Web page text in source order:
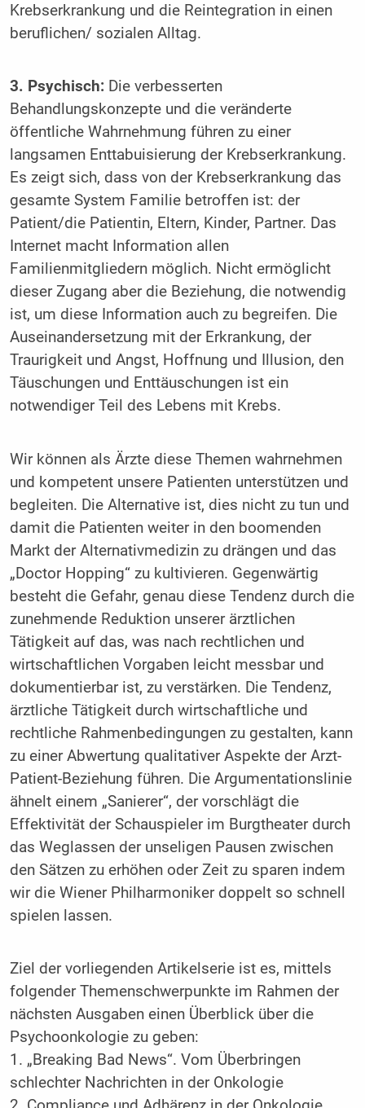
Krebserkrankung und die Reintegration in einen
beruflichen/ sozialen Alltag.
3. Psychisch: Die verbesserten
Behandlungskonzepte und die veränderte
öffentliche Wahrnehmung führen zu einer
langsamen Enttabuisierung der Krebserkrankung.
Es zeigt sich, dass von der Krebserkrankung das
gesamte System Familie betroffen ist: der
Patient/die Patientin, Eltern, Kinder, Partner. Das
Internet macht Information allen
Familienmitgliedern möglich. Nicht ermöglicht
dieser Zugang aber die Beziehung, die notwendig
ist, um diese Information auch zu begreifen. Die
Auseinandersetzung mit der Erkrankung, der
Traurigkeit und Angst, Hoffnung und Illusion, den
Täuschungen und Enttäuschungen ist ein
notwendiger Teil des Lebens mit Krebs.
Wir können als Ärzte diese Themen wahrnehmen
und kompetent unsere Patienten unterstützen und
begleiten. Die Alternative ist, dies nicht zu tun und
damit die Patienten weiter in den boomenden
Markt der Alternativmedizin zu drängen und das
„Doctor Hopping“ zu kultivieren. Gegenwärtig
besteht die Gefahr, genau diese Tendenz durch die
zunehmende Reduktion unserer ärztlichen
Tätigkeit auf das, was nach rechtlichen und
wirtschaftlichen Vorgaben leicht messbar und
dokumentierbar ist, zu verstärken. Die Tendenz,
ärztliche Tätigkeit durch wirtschaftliche und
rechtliche Rahmenbedingungen zu gestalten, kann
zu einer Abwertung qualitativer Aspekte der Arzt-
Patient-Beziehung führen. Die Argumentationslinie
ähnelt einem „Sanierer“, der vorschlägt die
Effektivität der Schauspieler im Burgtheater durch
das Weglassen der unseligen Pausen zwischen
den Sätzen zu erhöhen oder Zeit zu sparen indem
wir die Wiener Philharmoniker doppelt so schnell
spielen lassen.
Ziel der vorliegenden Artikelserie ist es, mittels
folgender Themenschwerpunkte im Rahmen der
nächsten Ausgaben einen Überblick über die
Psychoonkologie zu geben:
1. „Breaking Bad News“. Vom Überbringen
schlechter Nachrichten in der Onkologie